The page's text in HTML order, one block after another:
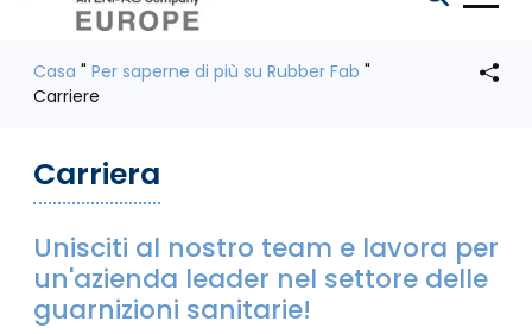
Casa " Per saperne di più su Rubber Fab "
Carriere
Carriera
Unisciti al nostro team e lavora per
un'azienda leader nel settore delle
guarnizioni sanitarie!